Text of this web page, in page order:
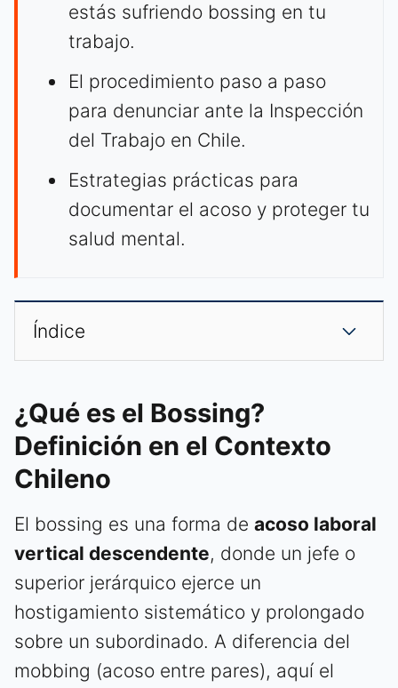
estás sufriendo bossing en tu
trabajo.
El procedimiento paso a paso
para denunciar ante la Inspección
del Trabajo en Chile.
Estrategias prácticas para
documentar el acoso y proteger tu
salud mental.
Índice
¿Qué es el Bossing?
Definición en el Contexto
Chileno
El bossing es una forma de acoso laboral
vertical descendente, donde un jefe o
superior jerárquico ejerce un
hostigamiento sistemático y prolongado
sobre un subordinado. A diferencia del
mobbing (acoso entre pares), aquí el